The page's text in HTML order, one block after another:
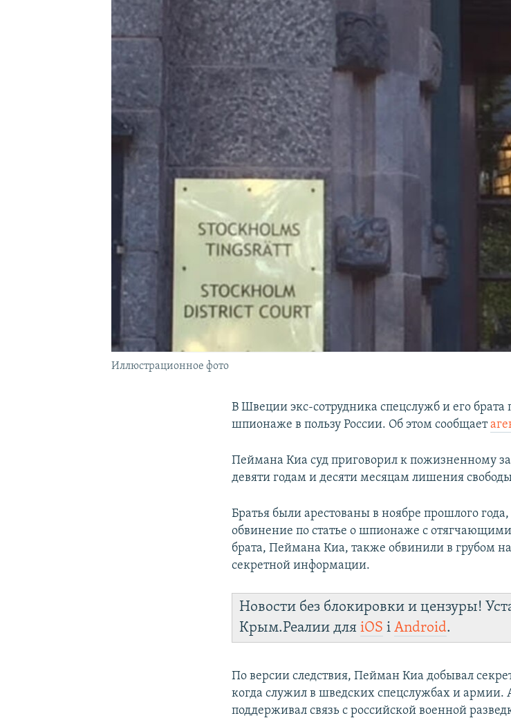
КРЫМ.НЕПОКОРЕННЫЙ
УКРАИНСКАЯ ПРОБЛЕМА КРЫМА
Иллюстрационное фото
В Швеции экс-сотрудника спецслужб и его
шпионаже в пользу России. Об этом сообщает
Пеймана Киа суд приговорил к пожизненному
девяти годам и десяти месяцам лишения
Братья были арестованы в ноябре прошлого
обвинение по статье о шпионаже с
брата, Пеймана Киа, также обвинили в грубом
секретной информации.
Новости без блокировки и цензуры!
Крым.Реалии дляiOS іAndroid.
По версии следствия, Пейман Киа добывал
когда служил в шведских спецслужбах и армии.
поддерживал связь с российской военной